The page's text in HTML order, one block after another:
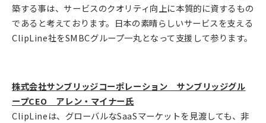
築する事は、サービスのクオリティ向上に本質的に資するもの
であると考えております。日本の素晴らしいサービスを支える
ClipLine社をSMBCグループ一丸となって支援して参ります。
株式会社サンブリッジコーポレーション サンブリッジグル
ープCEO アレン・マイナー氏
ClipLineは、グローバルなSaaSマーケットを見渡しても、非